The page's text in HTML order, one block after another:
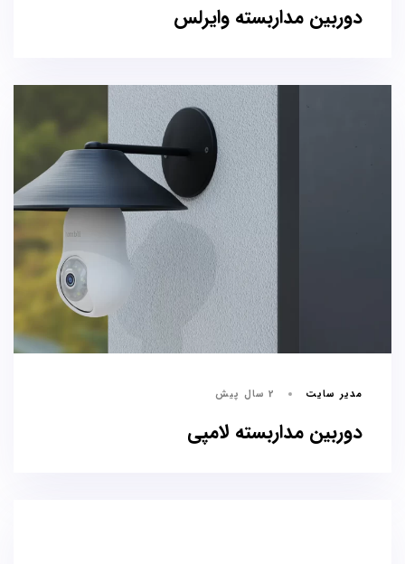
دوربین مداربسته وایرلس
مدیر سایت 2 سال پیش
دوربین مداربسته لامپی